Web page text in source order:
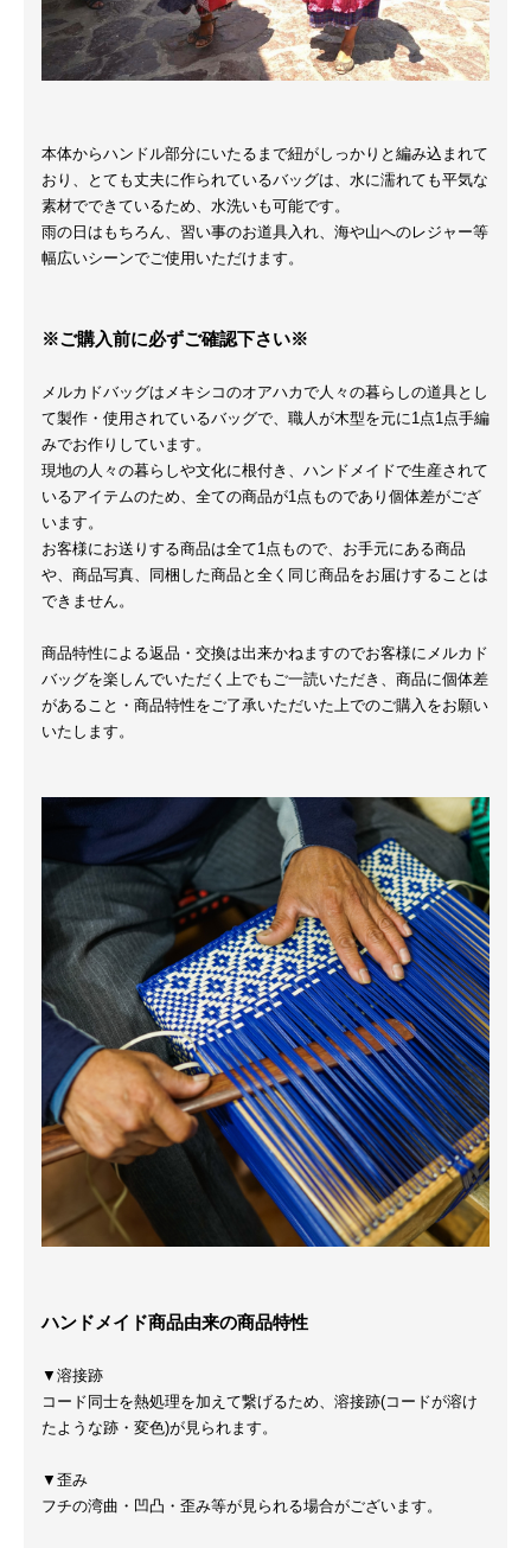
本体からハンドル部分にいたるまで紐がしっかりと編み込まれて
おり、とても丈夫に作られているバッグは、水に濡れても平気な
素材でできているため、水洗いも可能です。
雨の日はもちろん、習い事のお道具入れ、海や山へのレジャー等
幅広いシーンでご使用いただけます。
※ご購入前に必ずご確認下さい※
メルカドバッグはメキシコのオアハカで人々の暮らしの道具とし
て製作・使用されているバッグで、職人が木型を元に1点1点手編
みでお作りしています。
現地の人々の暮らしや文化に根付き、ハンドメイドで生産されて
いるアイテムのため、全ての商品が1点ものであり個体差がござ
います。
お客様にお送りする商品は全て1点もので、お手元にある商品
や、商品写真、同梱した商品と全く同じ商品をお届けすることは
できません。
商品特性による返品・交換は出来かねますのでお客様にメルカド
バッグを楽しんでいただく上でもご一読いただき、商品に個体差
があること・商品特性をご了承いただいた上でのご購入をお願い
いたします。
ハンドメイド商品由来の商品特性
▼溶接跡
コード同士を熱処理を加えて繋げるため、溶接跡(コードが溶け
たような跡・変色)が見られます。
▼歪み
フチの湾曲・凹凸・歪み等が見られる場合がございます。